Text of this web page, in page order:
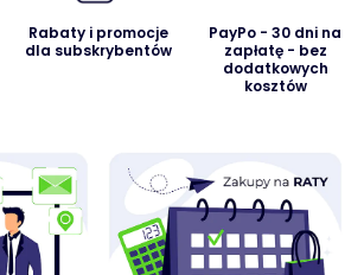
Rabaty i promocje
dla subskrybentów
PayPo - 30 dni na
zapłatę - bez
dodatkowych
kosztów